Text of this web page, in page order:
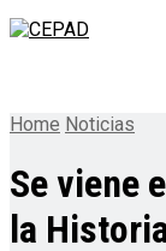
Home Noticias
Se viene
la